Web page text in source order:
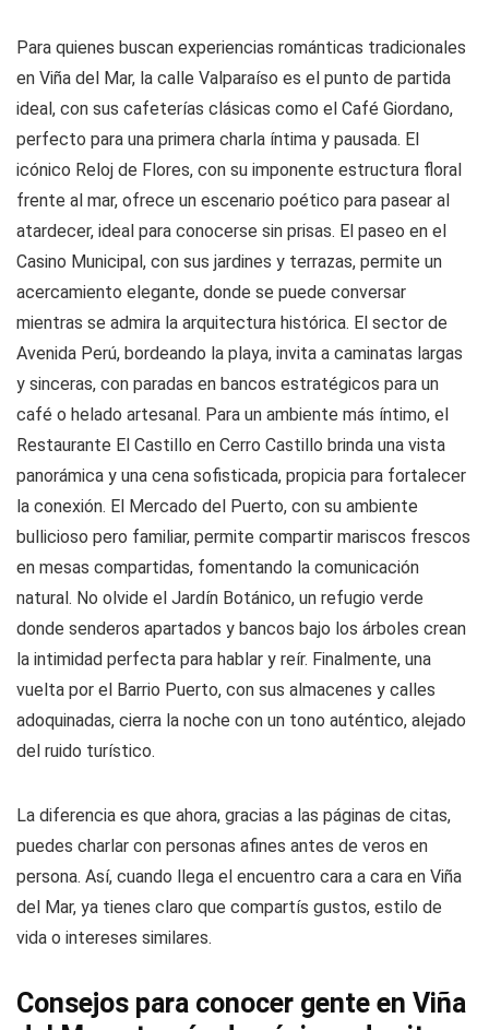
Para quienes buscan experiencias románticas tradicionales
en Viña del Mar, la calle Valparaíso es el punto de partida
ideal, con sus cafeterías clásicas como el Café Giordano,
perfecto para una primera charla íntima y pausada. El
icónico Reloj de Flores, con su imponente estructura floral
frente al mar, ofrece un escenario poético para pasear al
atardecer, ideal para conocerse sin prisas. El paseo en el
Casino Municipal, con sus jardines y terrazas, permite un
acercamiento elegante, donde se puede conversar
mientras se admira la arquitectura histórica. El sector de
Avenida Perú, bordeando la playa, invita a caminatas largas
y sinceras, con paradas en bancos estratégicos para un
café o helado artesanal. Para un ambiente más íntimo, el
Restaurante El Castillo en Cerro Castillo brinda una vista
panorámica y una cena sofisticada, propicia para fortalecer
la conexión. El Mercado del Puerto, con su ambiente
bullicioso pero familiar, permite compartir mariscos frescos
en mesas compartidas, fomentando la comunicación
natural. No olvide el Jardín Botánico, un refugio verde
donde senderos apartados y bancos bajo los árboles crean
la intimidad perfecta para hablar y reír. Finalmente, una
vuelta por el Barrio Puerto, con sus almacenes y calles
adoquinadas, cierra la noche con un tono auténtico, alejado
del ruido turístico.
La diferencia es que ahora, gracias a las páginas de citas,
puedes charlar con personas afines antes de veros en
persona. Así, cuando llega el encuentro cara a cara en Viña
del Mar, ya tienes claro que compartís gustos, estilo de
vida o intereses similares.
Consejos para conocer gente en Viña